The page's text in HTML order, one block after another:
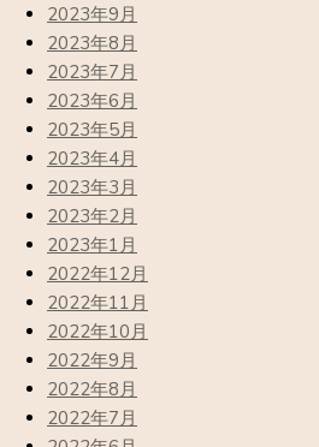
2023年9月
2023年8月
2023年7月
2023年6月
2023年5月
2023年4月
2023年3月
2023年2月
2023年1月
2022年12月
2022年11月
2022年10月
2022年9月
2022年8月
2022年7月